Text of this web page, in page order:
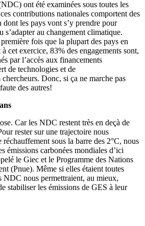
ont été examinées sous toutes les
contributions nationales comportent des
dont les pays vont s’y prendre pour
s’adapter au changement climatique.
fois que la plupart des pays en
cet exercice, 83% des engagements sont,
par l’accès aux financements
de technologies et de
Donc, si ça ne marche pas
des autres!
Car les NDC restent très en deçà de
rester sur une trajectoire nous
sous la barre des 2°C, nous
émissions carbonées mondiales d’ici
le Giec et le Programme des Nations
(Pnue). Même si elles étaient toutes
NDC nous permettraient, au mieux,
stabiliser les émissions de GES à leur